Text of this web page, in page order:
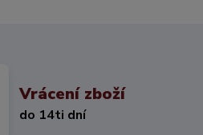
Vrácení zboží
do 14ti dní